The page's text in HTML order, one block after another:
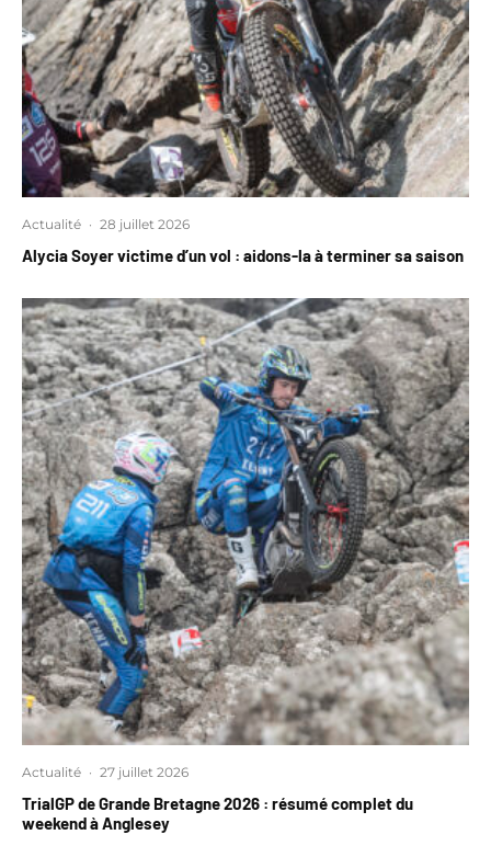
Actualité · 28 juillet 2026
Alycia Soyer victime d’un vol : aidons-la à terminer sa saison
Actualité · 27 juillet 2026
TrialGP de Grande Bretagne 2026 : résumé complet du
weekend à Anglesey